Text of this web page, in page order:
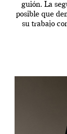
guión. La
posible que
su trabajo